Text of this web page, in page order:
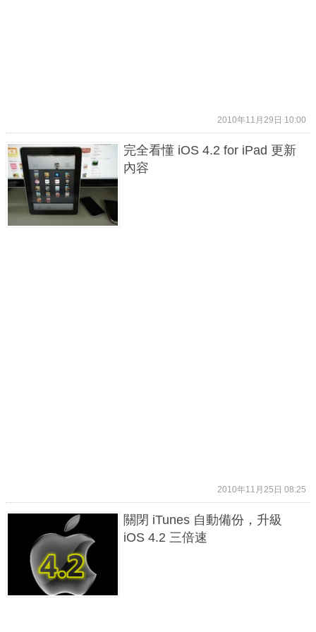
2010年11月29日 10:00
完全看懂 iOS 4.2 for iPad 更新
內容
2010年11月25日 08:25
關閉 iTunes 自動備份，升級
iOS 4.2 三倍速